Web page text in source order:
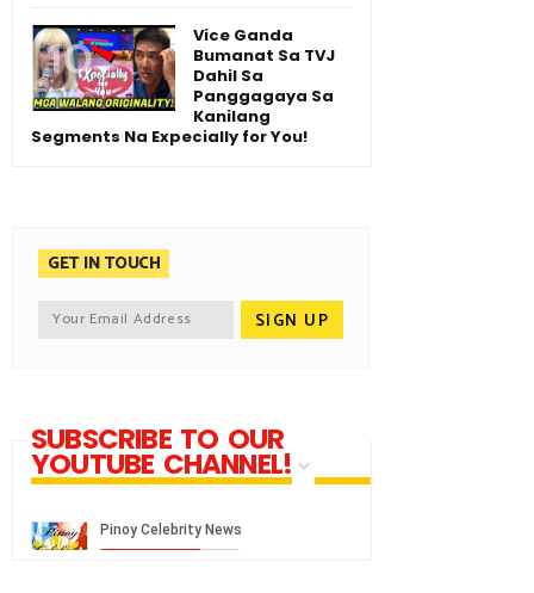
Vice Ganda
Bumanat Sa TVJ
Dahil Sa
Panggagaya Sa
Kanilang
Segments Na Expecially for You!
GET IN TOUCH
SUBSCRIBE TO OUR
YOUTUBE CHANNEL!